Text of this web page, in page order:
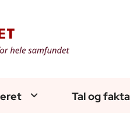
Tal og fakta